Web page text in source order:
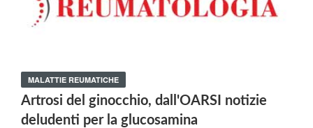
MALATTIE REUMATICHE
Artrosi del ginocchio, dall'OARSI notizie
deludenti per la glucosamina